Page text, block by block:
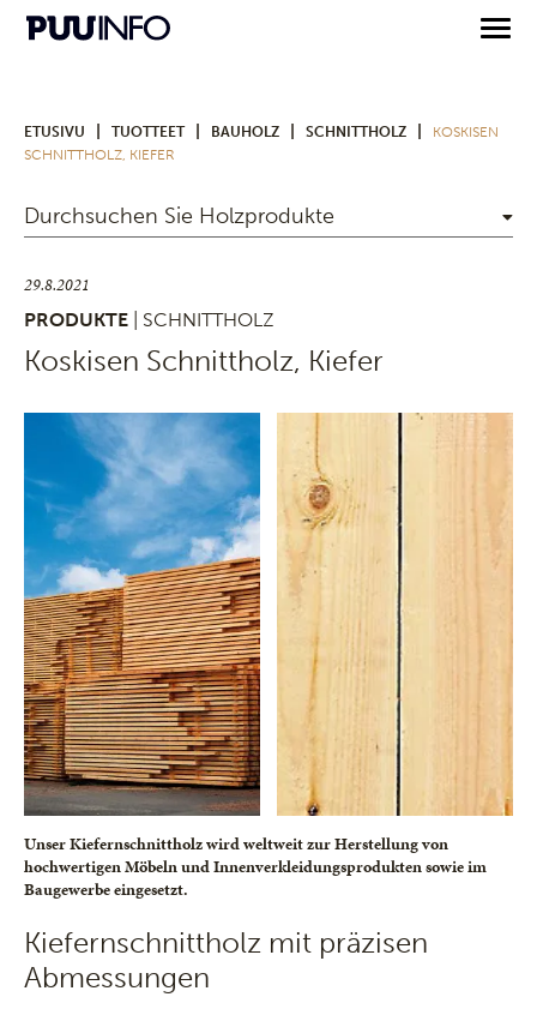
ETUSIVU TUOTTEET BAUHOLZ SCHNITTHOLZ
KOSKISEN
SCHNITTHOLZ, KIEFER
Durchsuchen Sie Holzprodukte
29.8.2021
PRODUKTE
| SCHNITTHOLZ
Koskisen Schnittholz, Kiefer
Unser Kiefernschnittholz wird weltweit zur Herstellung von
hochwertigen Möbeln und Innenverkleidungsprodukten sowie im
Baugewerbe eingesetzt.
Kiefernschnittholz mit präzisen
Abmessungen